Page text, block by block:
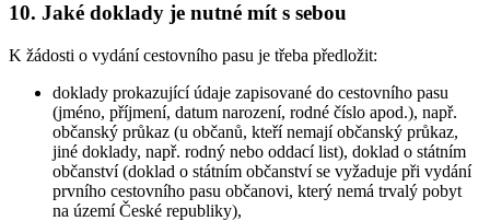
10. Jaké doklady je nutné mít s sebou
K žádosti o vydání cestovního pasu je třeba předložit:
doklady prokazující údaje zapisované do cestovního pasu
(jméno, příjmení, datum narození, rodné číslo apod.), např.
občanský průkaz (u občanů, kteří nemají občanský průkaz,
jiné doklady, např. rodný nebo oddací list), doklad o státním
občanství (doklad o státním občanství se vyžaduje při vydání
prvního cestovního pasu občanovi, který nemá trvalý pobyt
na území České republiky),